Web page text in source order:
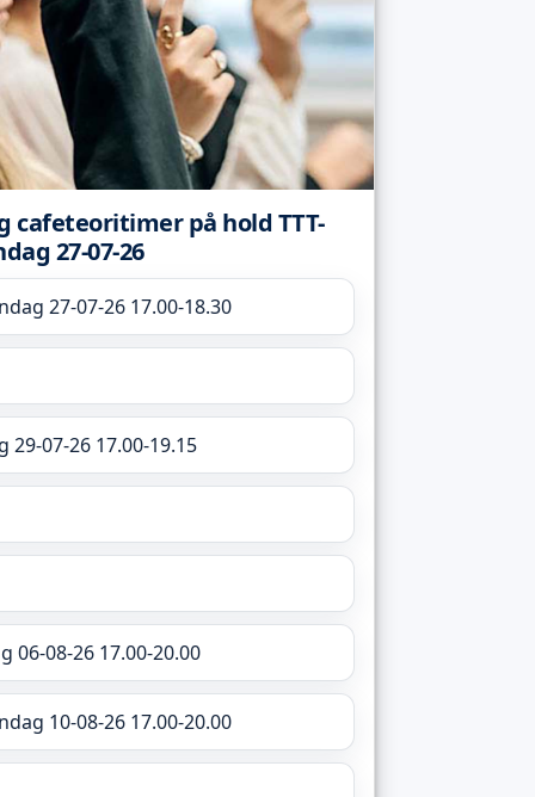
cafeteoritimer på hold TTT-
27-07-26
27-07-26 17.00-18.30
29-07-26 17.00-19.15
06-08-26 17.00-20.00
10-08-26 17.00-20.00